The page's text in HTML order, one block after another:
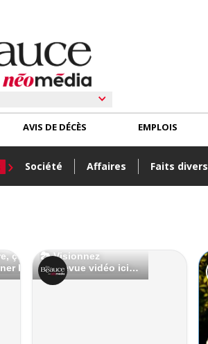
Société Affaires Faits divers
AVIS DE DÉCÈS EMPLOIS